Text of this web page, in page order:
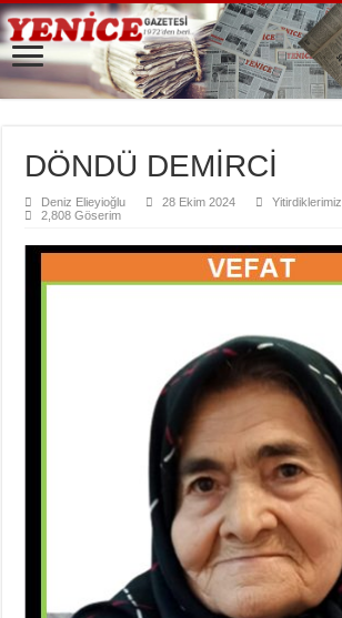
DÖNDÜ DEMİRCİ
Deniz Elieyioğlu 28 Ekim 2024
Yitirdiklerimiz
2,808 Göserim